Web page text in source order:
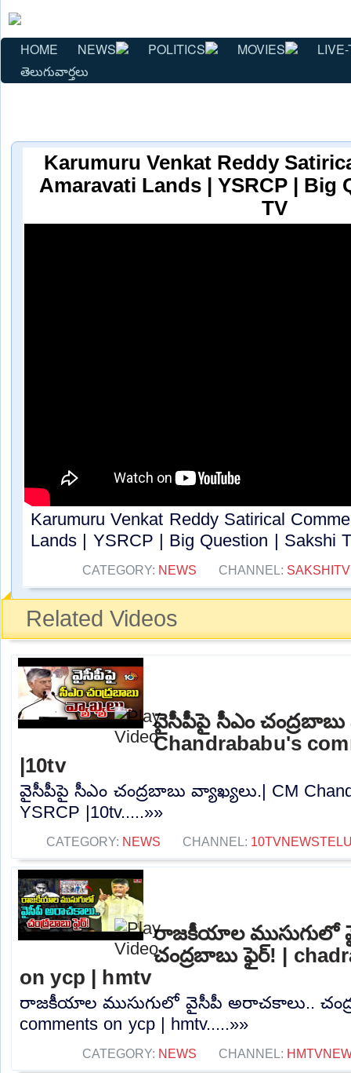
HOME NEWS POLITICS MOVIES
తెలుగువార్తలు
Karumuru Venkat Reddy
Amaravati Lands | YSRCP | Big
TV
Karumuru Venkat Reddy Satirical
Lands | YSRCP | Big Question | Sakshi
CATEGORY: NEWS CHANNEL: SAKSHITV
Related Videos
వైసీపీపై సీఎం చంద్రబాబు
Chandrababu's
|10tv
వైసీపీపై సీఎం చంద్రబాబు వ్యాఖ్యలు.| CM
YSRCP |10tv.....»»
CATEGORY: NEWS CHANNEL:
రాజకీయాల ముసుగులో
చంద్రబాబు ఫైర్! |
on ycp | hmtv
రాజకీయాల ముసుగులో వైసీపీ అరాచకాలు..
comments on ycp | hmtv.....»»
CATEGORY: NEWS CHANNEL: